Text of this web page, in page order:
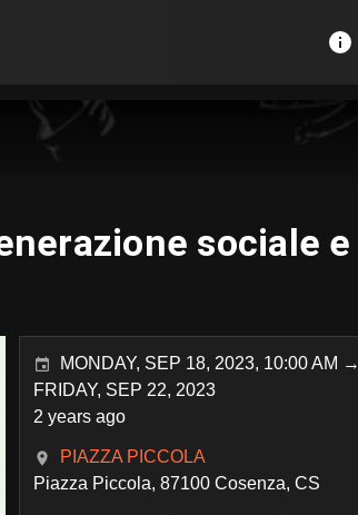
sociale e
MONDAY, SEP 18, 2023, 10:00 AM →
FRIDAY, SEP 22, 2023
2 years ago
PIAZZA PICCOLA
Piazza Piccola, 87100 Cosenza, CS